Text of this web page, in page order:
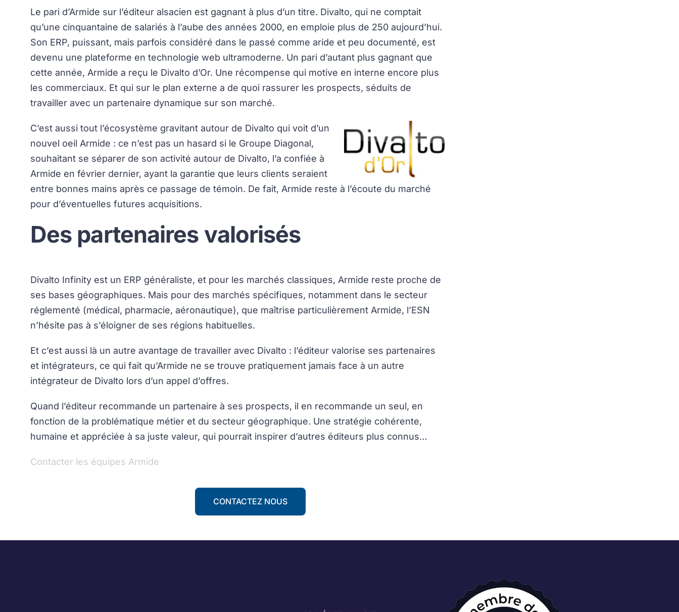
Le pari d’Armide sur l’éditeur alsacien est gagnant à plus d’un titre. Divalto, qui ne comptait
qu’une cinquantaine de salariés à l’aube des années 2000, en emploie plus de 250 aujourd’hui.
Son ERP, puissant, mais parfois considéré dans le passé comme aride et peu documenté, est
devenu une plateforme en technologie web ultramoderne. Un pari d’autant plus gagnant que
cette année, Armide a reçu le Divalto d’Or. Une récompense qui motive en interne encore plus
les commerciaux. Et qui sur le plan externe a de quoi rassurer les prospects, séduits de
travailler avec un partenaire dynamique sur son marché.
C’est aussi tout l’écosystème gravitant autour de Divalto qui voit d’un
nouvel oeil Armide : ce n’est pas un hasard si le Groupe Diagonal,
souhaitant se séparer de son activité autour de Divalto, l’a confiée à
Armide en février dernier, ayant la garantie que leurs clients seraient
entre bonnes mains après ce passage de témoin. De fait, Armide reste à l’écoute du marché
pour d’éventuelles futures acquisitions.
Des partenaires valorisés
Divalto Infinity est un ERP généraliste, et pour les marchés classiques, Armide reste proche de
ses bases géographiques. Mais pour des marchés spécifiques, notamment dans le secteur
réglementé (médical, pharmacie, aéronautique), que maîtrise particulièrement Armide, l’ESN
n’hésite pas à s’éloigner de ses régions habituelles.
Et c’est aussi là un autre avantage de travailler avec Divalto : l’éditeur valorise ses partenaires
et intégrateurs, ce qui fait qu’Armide ne se trouve pratiquement jamais face à un autre
intégrateur de Divalto lors d’un appel d’offres.
Quand l’éditeur recommande un partenaire à ses prospects, il en recommande un seul, en
fonction de la problématique métier et du secteur géographique. Une stratégie cohérente,
humaine et appréciée à sa juste valeur, qui pourrait inspirer d’autres éditeurs plus connus…
Contacter les équipes Armide
CONTACTEZ NOUS